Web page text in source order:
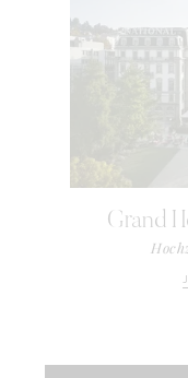
Grand